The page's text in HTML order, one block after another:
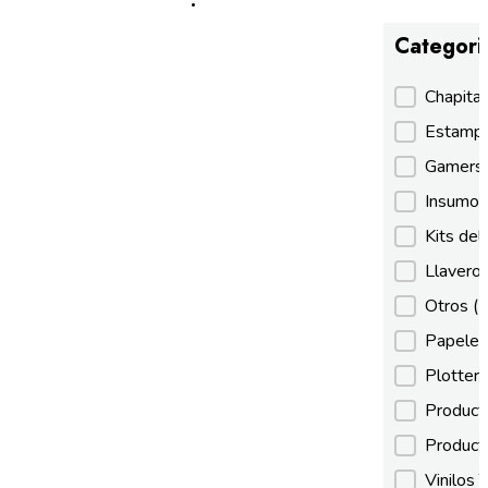
Gamers
Kits
Otros
Vinilos